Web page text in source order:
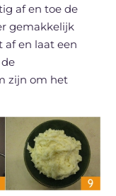
af en toe de
gemakkelijk
af en laat een
de
zijn om het